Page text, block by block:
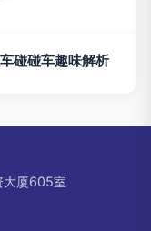
碰碰车趣味解析
大厦605室